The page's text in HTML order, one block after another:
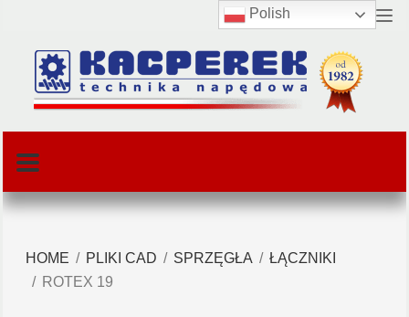
HOME PLIKI CAD SPRZĘGŁA
ŁĄCZNIKI
ROTEX 19
Polish